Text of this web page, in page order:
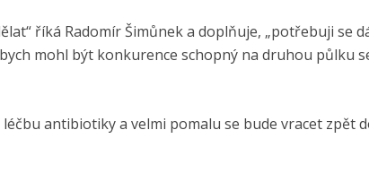
říká Radomír Šimůnek a doplňuje, „potřebuji se
mohl být konkurence schopný na druhou půlku
antibiotiky a velmi pomalu se bude vracet zpět